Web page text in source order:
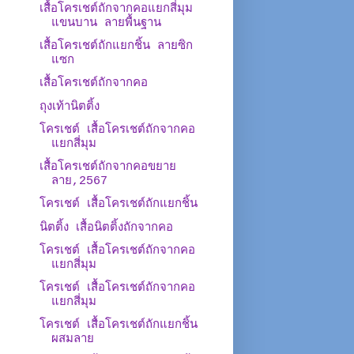
เสื้อโครเชต์ถักจากคอแยกสี่มุม
แขนบาน ลายพื้นฐาน
เสื้อโครเชต์ถักแยกชิ้น ลายซิก
แซก
เสื้อโครเชต์ถักจากคอ
ถุงเท้านิตติ้ง
โครเชต์ เสื้อโครเชต์ถักจากคอ
แยกสี่มุม
เสื้อโครเชต์ถักจากคอขยาย
ลาย,2567
โครเชต์ เสื้อโครเชต์ถักแยกชิ้น
นิตติ้ง เสื้อนิตติ้งถักจากคอ
โครเชต์ เสื้อโครเชต์ถักจากคอ
แยกสี่มุม
โครเชต์ เสื้อโครเชต์ถักจากคอ
แยกสี่มุม
โครเชต์ เสื้อโครเชต์ถักแยกชิ้น
ผสมลาย